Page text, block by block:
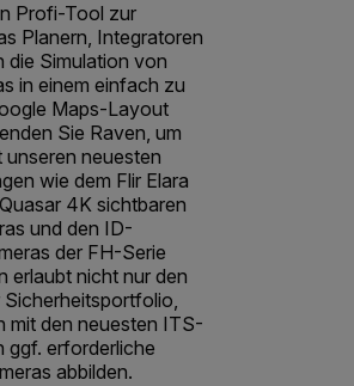
Profi-Tool zur
Planern, Integratoren
die Simulation von
in einem einfach zu
Maps-Layout
Sie Raven, um
unseren neuesten
wie dem Flir Elara
4K sichtbaren
und den ID-
der FH-Serie
erlaubt nicht nur den
mit den neuesten ITS-
ggf. erforderliche
abbilden.